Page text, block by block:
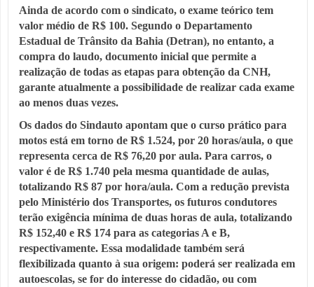
Ainda de acordo com o sindicato, o exame teórico tem
valor médio de R$ 100. Segundo o Departamento
Estadual de Trânsito da Bahia (Detran), no entanto, a
compra do laudo, documento inicial que permite a
realização de todas as etapas para obtenção da CNH,
garante atualmente a possibilidade de realizar cada exame
ao menos duas vezes.
Os dados do Sindauto apontam que o curso prático para
motos está em torno de R$ 1.524, por 20 horas/aula, o que
representa cerca de R$ 76,20 por aula. Para carros, o
valor é de R$ 1.740 pela mesma quantidade de aulas,
totalizando R$ 87 por hora/aula. Com a redução prevista
pelo Ministério dos Transportes, os futuros condutores
terão exigência mínima de duas horas de aula, totalizando
R$ 152,40 e R$ 174 para as categorias A e B,
respectivamente. Essa modalidade também será
flexibilizada quanto à sua origem: poderá ser realizada em
autoescolas, se for do interesse do cidadão, ou com